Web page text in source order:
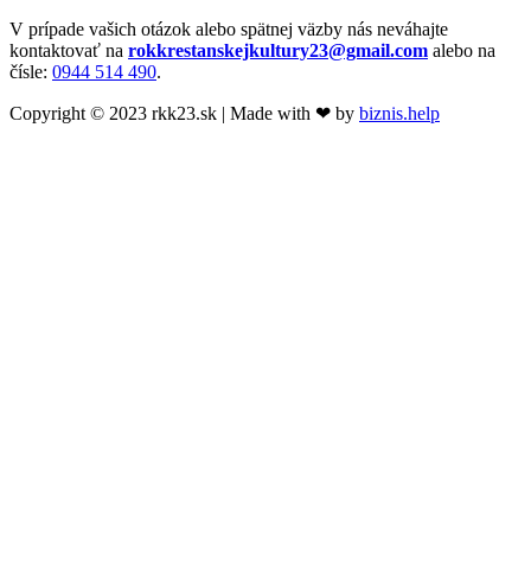
V prípade vašich otázok alebo spätnej väzby nás neváhajte
kontaktovať na rokkrestanskejkultury23@gmail.com alebo na
čísle: 0944 514 490.
Copyright © 2023 rkk23.sk | Made with ❤ by biznis.help